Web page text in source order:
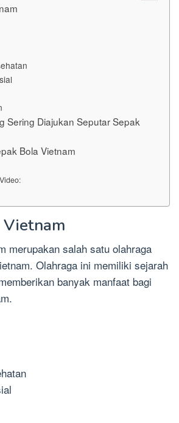
Sering Diajukan Seputar Sepak
Bola Vietnam
merupakan salah satu olahraga
Olahraga ini memiliki sejarah
banyak manfaat bagi